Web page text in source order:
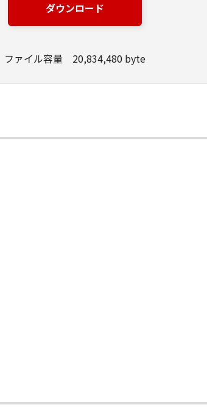
いて、いかなる場合においても一切の責任を
ダウンロード
ファイル容量 20,834,480 byte